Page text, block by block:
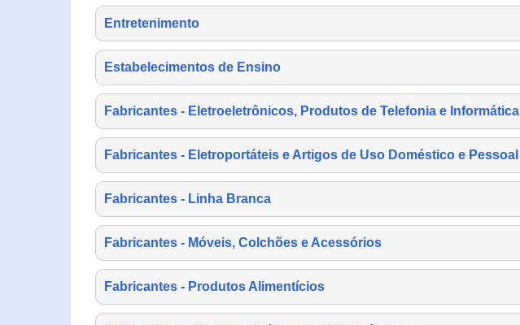
Entretenimento
Estabelecimentos de Ensino
Fabricantes - Eletroeletrônicos, Produtos de Telefonia e Informática
Fabricantes - Eletroportáteis e Artigos de Uso Doméstico e Pessoal
Fabricantes - Linha Branca
Fabricantes - Móveis, Colchões e Acessórios
Fabricantes - Produtos Alimentícios